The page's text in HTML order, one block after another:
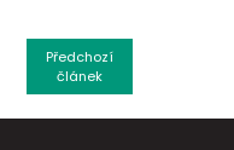
Předchozí
článek